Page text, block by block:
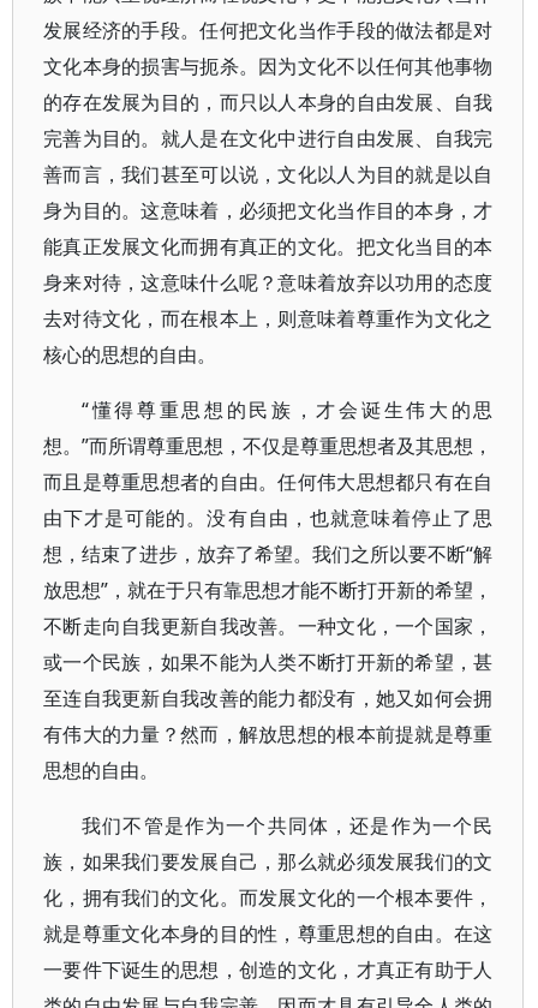
发展经济的手段。任何把文化当作手段的做法都是对
文化本身的损害与扼杀。因为文化不以任何其他事物
的存在发展为目的，而只以人本身的自由发展、自我
完善为目的。就人是在文化中进行自由发展、自我完
善而言，我们甚至可以说，文化以人为目的就是以自
身为目的。这意味着，必须把文化当作目的本身，才
能真正发展文化而拥有真正的文化。把文化当目的本
身来对待，这意味什么呢？意味着放弃以功用的态度
去对待文化，而在根本上，则意味着尊重作为文化之
核心的思想的自由。
“懂得尊重思想的民族，才会诞生伟大的思
想。”而所谓尊重思想，不仅是尊重思想者及其思想，
而且是尊重思想者的自由。任何伟大思想都只有在自
由下才是可能的。没有自由，也就意味着停止了思
想，结束了进步，放弃了希望。我们之所以要不断“解
放思想”，就在于只有靠思想才能不断打开新的希望，
不断走向自我更新自我改善。一种文化，一个国家，
或一个民族，如果不能为人类不断打开新的希望，甚
至连自我更新自我改善的能力都没有，她又如何会拥
有伟大的力量？然而，解放思想的根本前提就是尊重
思想的自由。
我们不管是作为一个共同体，还是作为一个民
族，如果我们要发展自己，那么就必须发展我们的文
化，拥有我们的文化。而发展文化的一个根本要件，
就是尊重文化本身的目的性，尊重思想的自由。在这
一要件下诞生的思想，创造的文化，才真正有助于人